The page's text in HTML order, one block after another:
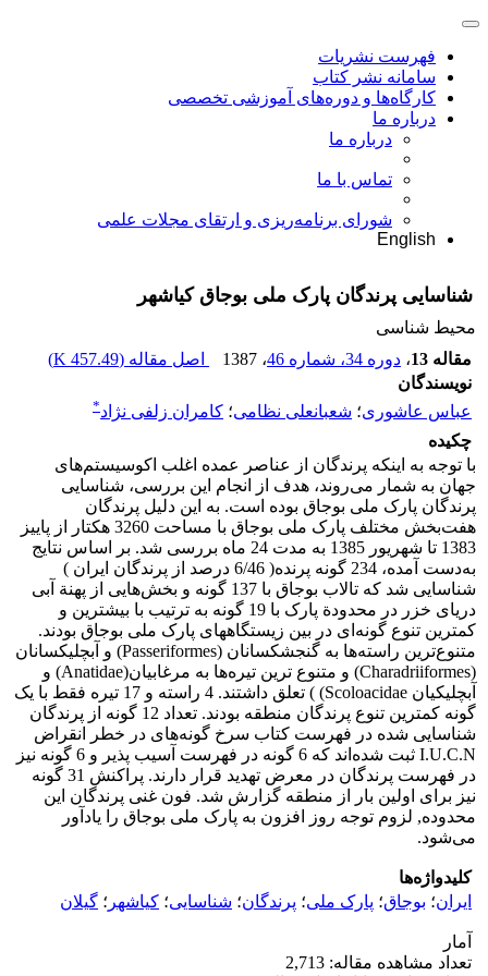
فهرست نشریات
سامانه نشر کتاب
کارگاه‌ها و دوره‌های آموزشی تخصصی
درباره ما
درباره ما
تماس با ما
شورای برنامه‌ریزی و ارتقای مجلات علمی
English
شناسایی پرندگان پارک ملی بوجاق کیاشهر
محیط شناسی
مقاله 13
، دوره 34، شماره 46 ، 1387 اصل مقاله (457.49 K
)
نویسندگان
عباس عاشوری؛ شعبانعلی نظامی؛ کامران زلفی نژاد*
چکیده
با توجه به اینکه پرندگان از عناصر عمده اغلب اکوسیستم‌های
جهان به شمار می‌روند، هدف از انجام این بررسی، شناسایی
پرندگان پارک ملی بوجاق بوده است. به این دلیل پرندگان
هفت‌بخش مختلف پارک ملی بوجاق با مساحت 3260 هکتار از پاییز
1383 تا شهریور 1385 به مدت 24 ماه بررسی شد. بر اساس نتایج
به‌دست آمده، 234 گونه پرنده( 6/46 درصد از پرندگان ایران )
شناسایی شد که تالاب بوجاق با 137 گونه و بخش‌هایی از پهنة آبی
دریای خزر در محدودة پارک با 19 گونه به ترتیب با بیشترین و
کمترین تنوع گونه‌ای در بین زیستگاههای پارک ملی بوجاق بودند.
متنوع‌ترین راسته‌ها به گنجشکسانان (Passeriformes) و آبچلیکسانان
(Charadriiformes) و متنوع ترین تیره‌ها به مرغابیان(Anatidae) و
آبچلیکیان Scoloacidae) ) تعلق داشتند. 4 راسته و 17 تیره فقط با یک
گونه کمترین تنوع پرندگان منطقه بودند. تعداد 12 گونه از پرندگان
شناسایی شده در فهرست کتاب سرخ گونه‌های در خطر انقراض
I.U.C.N ثبت شده‌اند که 6 گونه در فهرست آسیب پذیر و 6 گونه نیز
در فهرست پرندگان در معرض تهدید قرار دارند. پراکنش 31 گونه
نیز برای اولین بار از منطقه گزارش شد. فون غنی پرندگان این
محدوده, لزوم توجه روز افزون به پارک ملی بوجاق را یادآور
می‌شود.
کلیدواژه‌ها
ایران؛ بوجاق؛ پارک ملی؛ پرندگان؛ شناسایی؛ کیاشهر ؛ گیلان
آمار
تعداد مشاهده مقاله: 2,713